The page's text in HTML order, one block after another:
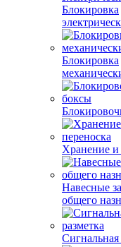
Блокировка
Блокировка
Хранение и
Навесные
общего
Сигнальная